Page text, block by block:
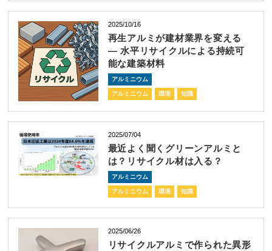
2025/10/16
再生アルミが建材業界を変える
― 水平リサイクルによる持続可
能な建築材料
アルミニウム
アルミニウム 環境 知識
2025/07/04
最近よく聞くグリーンアルミと
は？リサイクル材は入る？
アルミニウム
アルミニウム 環境 知識
2025/06/26
リサイクルアルミで作られた異形